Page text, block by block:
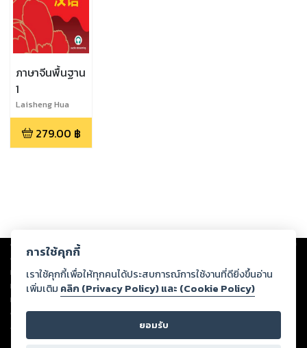
ภาษาจีนพื้นฐาน
1
Laisheng Hua
279.00 ฿
Copyright © 2026
ต่อผลงานหรือเนื้อหาใดที่อัปโหลดผ่านเว็บไซต์และปรากฏว่าละเมิดสิทธิใน
ทรัพย์สินทางปัญญาของบุคคลอื่นหรือขัดต่อกฎหมายและศีลธรรม ดังนั้น ผู้อ่าน
ทุกท่านโปรดใช้วิจารณญาณในการกลั่นกรองด้วยตนเอง และหากท่านพบว่าส่วน
หนึ่งส่วนใดขัดต่อกฎหมายและศีลธรรม กรุณาแจ้งมายังบริษัท เพื่อทีมงานจะได้
ดำเนินการในทันที ทั้งนี้ ทางสตอรี่ล็อกขอสงวนลิขสิทธิ์ตามพระราชบัญญัติ
ลิขสิทธิ์ พ.ศ. 2537 (ฉบับล่าสุด)
การใช้คุกกี้
เราใช้คุกกี้เพื่อให้ทุกคนได้ประสบการณ์การใช้งานที่ดียิ่งขึ้นอ่าน
เพิ่มเติม คลิก (Privacy Policy) และ (Cookie Policy)
ยอมรับ